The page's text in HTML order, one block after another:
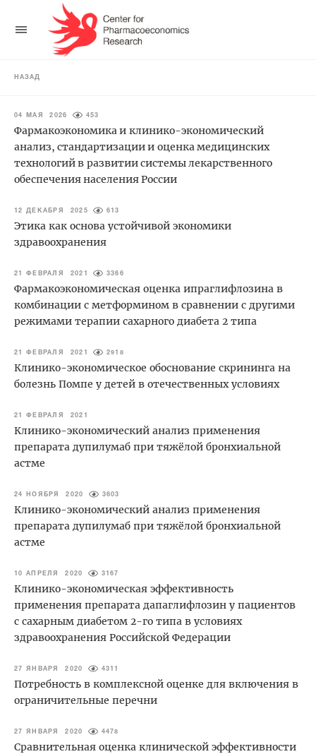
НАЗАД
04 МАЯ 2026 453
Фармакоэкономика и клинико-экономический
анализ, стандартизации и оценка медицинских
технологий в развитии системы лекарственного
обеспечения населения России
12 ДЕКАБРЯ 2025 613
Этика как основа устойчивой экономики
здравоохранения
21 ФЕВРАЛЯ 2021 3366
Фармакоэкономическая оценка ипраглифлозина в
комбинации с метформином в сравнении с другими
режимами терапии сахарного диабета 2 типа
21 ФЕВРАЛЯ 2021 2918
Клинико-экономическое обоснование скрининга на
болезнь Помпе у детей в отечественных условиях
21 ФЕВРАЛЯ 2021
Клинико-экономический анализ применения
препарата дупилумаб при тяжёлой бронхиальной
астме
24 НОЯБРЯ 2020 3603
Клинико-экономический анализ применения
препарата дупилумаб при тяжёлой бронхиальной
астме
10 АПРЕЛЯ 2020 3167
Клинико-экономическая эффективность
применения препарата дапаглифлозин у пациентов
с сахарным диабетом 2-го типа в условиях
здравоохранения Российской Федерации
27 ЯНВАРЯ 2020 4311
Потребность в комплексной оценке для включения в
ограничительные перечни
27 ЯНВАРЯ 2020 4478
Сравнительная оценка клинической эффективности